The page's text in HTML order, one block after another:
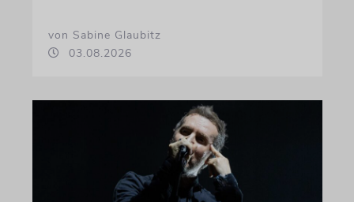
von Sabine Glaubitz
03.08.2026